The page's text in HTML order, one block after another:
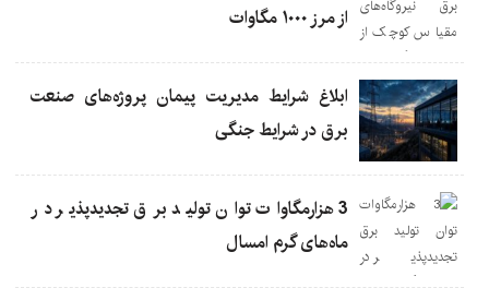
از مرز ۱۰۰۰ مگاوات
ابلاغ شرایط مدیریت پیمان پروژه‌های صنعت
برق در شرایط جنگی
3 هزارمگاوات توان تولید برق تجدیدپذیر در
ماه‌های گرم امسال